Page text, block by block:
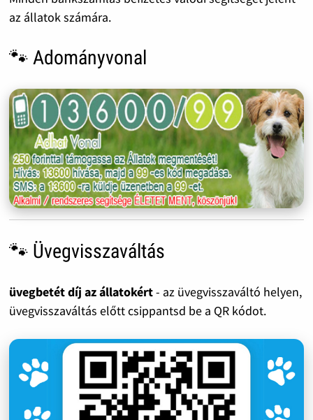
az állatok számára.
🐾 Adományvonal
🐾 Üvegvisszaváltás
üvegbetét díj az állatokért- az üvegvisszaváltó helyen,
üvegvisszaváltás előtt csippantsd be a QR kódot.